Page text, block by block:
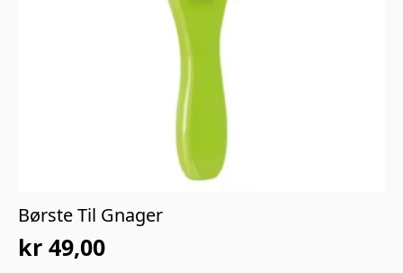
Børste Til Gnager
kr 49,00